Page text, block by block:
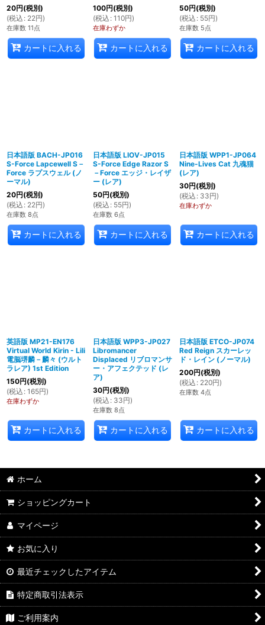
20円(税別)
(税込 : 22円)
在庫数 11点
カートに入れる
100円(税別)
(税込 : 110円)
在庫わずか
カートに入れる
50円(税別)
(税込 : 55円)
在庫数 5点
カートに入れる
日本語版 BACH-JP016
S-Force Lapcewell S－
Force ラプスウェル (ノ
ーマル)
20円(税別)
(税込 : 22円)
在庫数 8点
カートに入れる
日本語版 LIOV-JP015
S-Force Edge Razor S
－Force エッジ・レイザ
ー (レア)
50円(税別)
(税込 : 55円)
在庫数 6点
カートに入れる
日本語版 WPP1-JP064
Nine-Lives Cat 九魂猫
(レア)
30円(税別)
(税込 : 33円)
在庫わずか
カートに入れる
英語版 MP21-EN176
Virtual World Kirin - Lili
電脳堺麟－麟々 (ウルト
ラレア) 1st Edition
150円(税別)
(税込 : 165円)
在庫わずか
カートに入れる
日本語版 WPP3-JP027
Libromancer
Displaced リブロマンサ
ー・アフェクテッド (レ
ア)
30円(税別)
(税込 : 33円)
在庫数 8点
カートに入れる
日本語版 ETCO-JP074
Red Reign スカーレッ
ド・レイン (ノーマル)
200円(税別)
(税込 : 220円)
在庫数 4点
カートに入れる
ホーム
ショッピングカート
マイページ
お気に入り
最近チェックしたアイテム
特定商取引法表示
ご利用案内